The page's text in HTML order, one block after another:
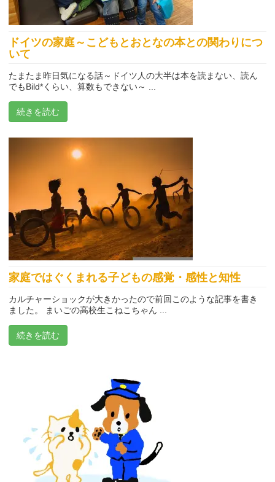
ドイツの家庭～こどもとおとなの本との関わりにつ
いて
たまたま昨日気になる話～ドイツ人の大半は本を読まない、読ん
でもBild*くらい、算数もできない～ ...
続きを読む
家庭ではぐくまれる子どもの感覚・感性と知性
カルチャーショックが大きかったので前回このような記事を書き
ました。 まいごの高校生こねこちゃん ...
続きを読む